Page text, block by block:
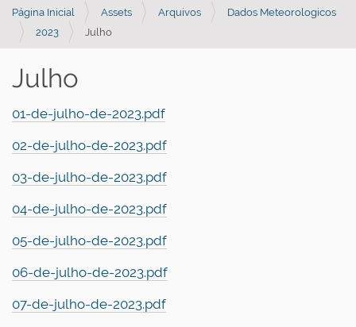
Página Inicial Assets Arquivos
Dados Meteorologicos
2023
Julho
Julho
01-de-julho-de-2023.pdf
02-de-julho-de-2023.pdf
03-de-julho-de-2023.pdf
04-de-julho-de-2023.pdf
05-de-julho-de-2023.pdf
06-de-julho-de-2023.pdf
07-de-julho-de-2023.pdf